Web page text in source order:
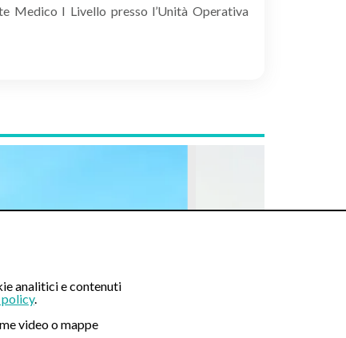
analitici e contenuti
.
video o mappe
Medico I Livello presso l’Unità Operativa